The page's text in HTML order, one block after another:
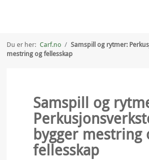
SLIK KAN DU HJELPE
FOR STØTTESPILLERE
KONTAKT OSS
MIN SIDE
Du er her: Carf.no / Samspill og rytmer:
mestring og fellesskap
Samspill og
bygger mestring
fellesskap